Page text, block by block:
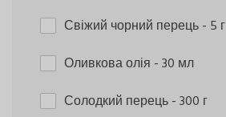
Свіжий чорний перець- 5 г
Оливкова олія - 30 мл
Солодкий перець- 300 г